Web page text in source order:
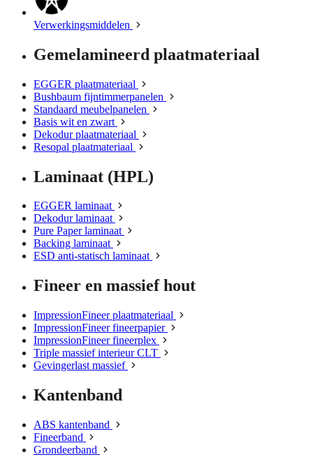
Verwerkingsmiddelen
Gemelamineerd plaatmateriaal
EGGER plaatmateriaal
Bushbaum fijntimmerpanelen
Standaard meubelpanelen
Basis wit en zwart
Dekodur plaatmateriaal
Resopal plaatmateriaal
Laminaat (HPL)
EGGER laminaat
Dekodur laminaat
Pure Paper laminaat
Backing laminaat
ESD anti-statisch laminaat
Fineer en massief hout
ImpressionFineer plaatmateriaal
ImpressionFineer fineerpapier
ImpressionFineer fineerplex
Triple massief interieur CLT
Gevingerlast massief
Kantenband
ABS kantenband
Fineerband
Grondeerband